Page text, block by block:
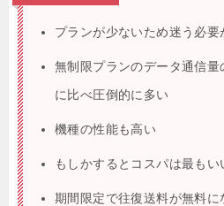
プランが少ないため迷う必要
無制限プランのデータ通信
に比べ圧倒的に多い
機種の性能も高い
もしかするとコスパは最もい
期間限定で往復送料が無料に